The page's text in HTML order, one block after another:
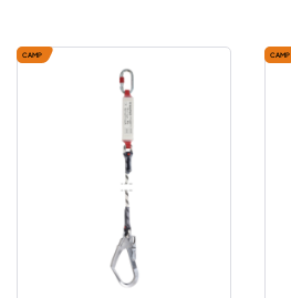
CAMP CAMP